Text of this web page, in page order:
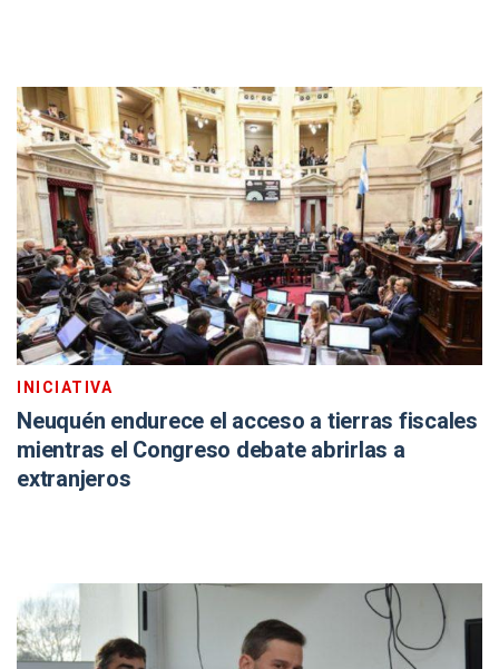
INICIATIVA
Neuquén endurece el acceso a tierras fiscales
mientras el Congreso debate abrirlas a
extranjeros